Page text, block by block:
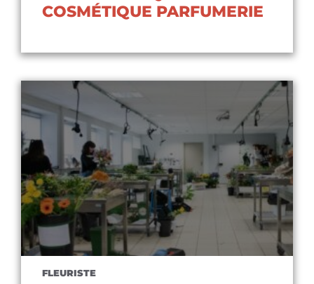
COSMÉTIQUE PARFUMERIE
FLEURISTE
Voir le diplôme